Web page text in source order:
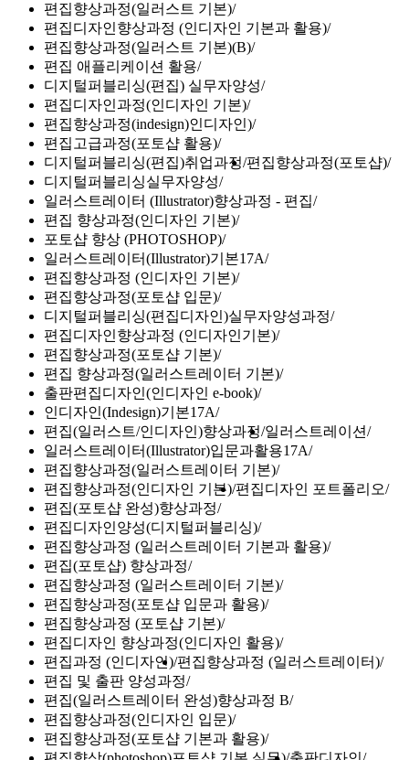
편집향상과정(일러스트 기본)
편집디자인향상과정 (인디자인 기본과 활용)
편집향상과정(일러스트 기본)(B)
편집 애플리케이션 활용
디지털퍼블리싱(편집) 실무자양성
편집디자인과정(인디자인 기본)
편집향상과정(indesign)인디자인)
편집고급과정(포토샵 활용)
디지털퍼블리싱(편집)취업과정 편집향상과정(포토샵)
디지털퍼블리싱실무자양성
일러스트레이터 (Illustrator)향상과정 - 편집
편집 향상과정(인디자인 기본)
포토샵 향상 (PHOTOSHOP)
일러스트레이터(Illustrator)기본17A
편집향상과정 (인디자인 기본)
편집향상과정(포토샵 입문)
디지털퍼블리싱(편집디자인)실무자양성과정
편집디자인향상과정 (인디자인기본)
편집향상과정(포토샵 기본)
편집 향상과정(일러스트레이터 기본)
출판편집디자인(인디자인 e-book)
인디자인(Indesign)기본17A
편집(일러스트/인디자인)향상과정 일러스트레이션
일러스트레이터(Illustrator)입문과활용17A
편집향상과정(일러스트레이터 기본)
편집향상과정(인디자인 기본) 편집디자인 포트폴리오
편집(포토샵 완성)향상과정
편집디자인양성(디지털퍼블리싱)
편집향상과정 (일러스트레이터 기본과 활용)
편집(포토샵) 향상과정
편집향상과정 (일러스트레이터 기본)
편집향상과정(포토샵 입문과 활용)
편집향상과정 (포토샵 기본)
편집디자인 향상과정(인디자인 활용)
편집과정 (인디자인) 편집향상과정 (일러스트레이터)
편집 및 출판 양성과정
편집(일러스트레이터 완성)향상과정 B
편집향상과정(인디자인 입문)
편집향상과정(포토샵 기본과 활용)